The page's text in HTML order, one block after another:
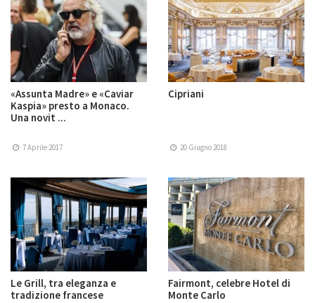
«Assunta Madre» e «Caviar
Kaspia» presto a Monaco.
Una novit ...
7 Aprile 2017
Cipriani
20 Giugno 2018
Le Grill, tra eleganza e
tradizione francese
Fairmont, celebre Hotel di
Monte Carlo